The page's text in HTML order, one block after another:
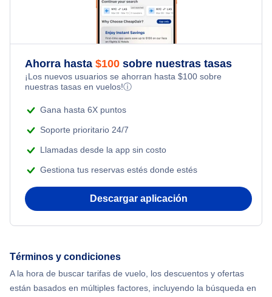
Ahorra hasta $100 sobre nuestras tasas
¡Los nuevos usuarios se ahorran hasta $100 sobre
nuestras tasas en vuelos!ⓘ
Gana hasta 6X puntos
Soporte prioritario 24/7
Llamadas desde la app sin costo
Gestiona tus reservas estés donde estés
Descargar aplicación
Términos y condiciones
A la hora de buscar tarifas de vuelo, los descuentos y ofertas
están basados en múltiples factores, incluyendo la búsqueda en